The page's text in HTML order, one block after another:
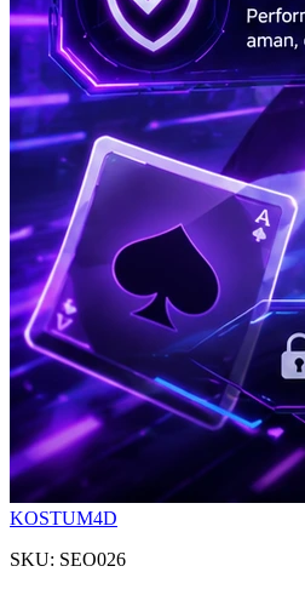
KOSTUM4D
SKU: SEO026